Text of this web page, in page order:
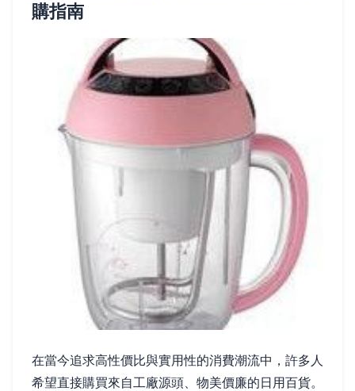
購指南
在當今追求高性價比與實用性的消費潮流中，許多人
希望直接購買來自工廠源頭、物美價廉的日用百貨。